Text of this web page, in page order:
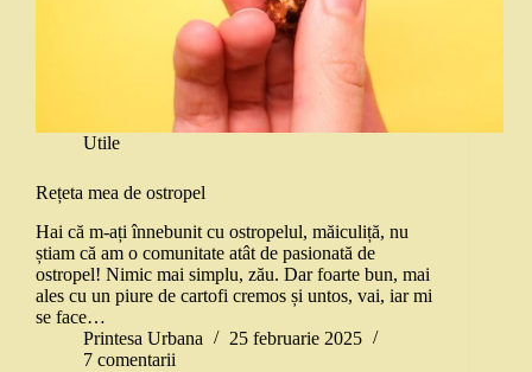
Utile
Rețeta mea de ostropel
Hai că m-ați înnebunit cu ostropelul, măiculiță, nu
știam că am o comunitate atât de pasionată de
ostropel! Nimic mai simplu, zău. Dar foarte bun, mai
ales cu un piure de cartofi cremos și untos, vai, iar mi
se face…
Printesa Urbana
25 februarie 2025
7 comentarii